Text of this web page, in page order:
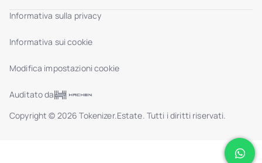
Informativa sulla privacy
Informativa sui cookie
Modifica impostazioni cookie
Auditato da
Copyright © 2026 Tokenizer.Estate. Tutti i diritti riservati.